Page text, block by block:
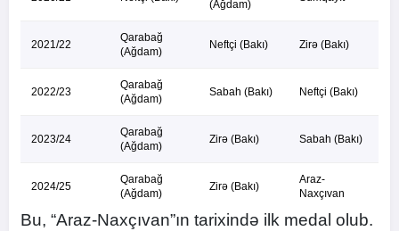
(Ağdam)
2021/22
Qarabağ
(Ağdam)
Neftçi (Bakı) Zirə (Bakı)
2022/23
Qarabağ
(Ağdam)
Sabah (Bakı) Neftçi (Bakı)
2023/24
Qarabağ
(Ağdam)
Zirə (Bakı) Sabah (Bakı)
2024/25
Qarabağ
(Ağdam)
Zirə (Bakı)
Araz-
Naxçıvan
Bu, “Araz-Naxçıvan”ın tarixində ilk medal olub.